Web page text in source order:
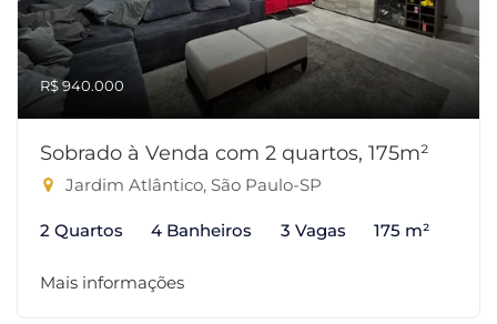
R$ 940.000
Sobrado à Venda com 2 quartos, 175m²
Jardim Atlântico, São Paulo-SP
2 Quartos 4 Banheiros 3 Vagas 175 m²
Mais informações